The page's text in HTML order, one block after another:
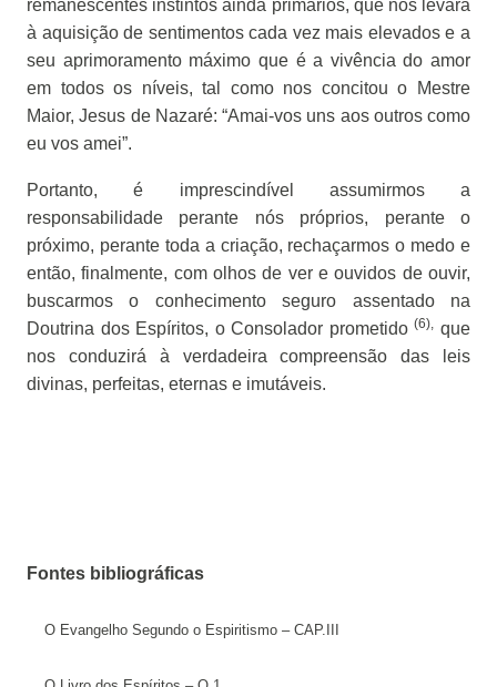
remanescentes instintos ainda primários, que nos levará
à aquisição de sentimentos cada vez mais elevados e a
seu aprimoramento máximo que é a vivência do amor
em todos os níveis, tal como nos concitou o Mestre
Maior, Jesus de Nazaré: “Amai-vos uns aos outros como
eu vos amei”.
Portanto, é imprescindível assumirmos a
responsabilidade perante nós próprios, perante o
próximo, perante toda a criação, rechaçarmos o medo e
então, finalmente, com olhos de ver e ouvidos de ouvir,
buscarmos o conhecimento seguro assentado na
Doutrina dos Espíritos, o Consolador prometido(6), que
nos conduzirá à verdadeira compreensão das leis
divinas, perfeitas, eternas e imutáveis.
Fontes bibliográficas
O Evangelho Segundo o Espiritismo – CAP.III